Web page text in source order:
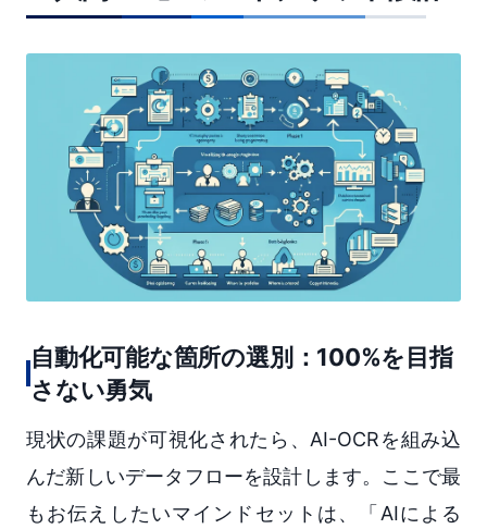
自動化可能な箇所の選別：100%を目指
さない勇気
現状の課題が可視化されたら、AI-OCRを組み込
んだ新しいデータフローを設計します。ここで最
もお伝えしたいマインドセットは、「AIによる